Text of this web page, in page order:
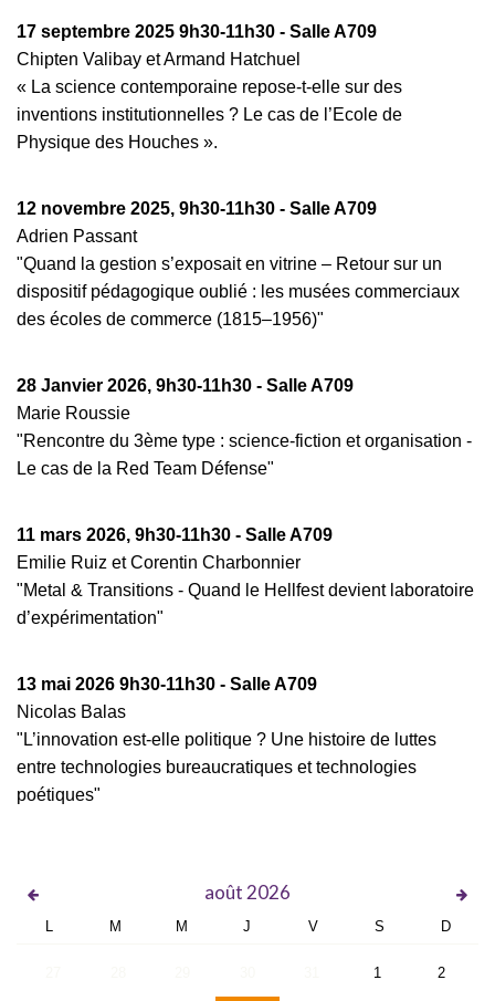
17 septembre 2025 9h30-11h30 - Salle A709
Chipten Valibay et Armand Hatchuel
« La science contemporaine repose-t-elle sur des
inventions institutionnelles ? Le cas de l’Ecole de
Physique des Houches ».
12 novembre 2025, 9h30-11h30 - Salle A709
Adrien Passant
"Quand la gestion s’exposait en vitrine – Retour sur un
dispositif pédagogique oublié : les musées commerciaux
des écoles de commerce (1815–1956)"
28 Janvier 2026, 9h30-11h30 - Salle A709
Marie Roussie
"Rencontre du 3ème type : science-fiction et organisation -
Le cas de la Red Team Défense"
11 mars 2026, 9h30-11h30 - Salle A709
Emilie Ruiz et Corentin Charbonnier
"Metal & Transitions - Quand le Hellfest devient laboratoire
d’expérimentation"
13 mai 2026 9h30-11h30 - Salle A709
Nicolas Balas
"L’innovation est-elle politique ? Une histoire de luttes
entre technologies bureaucratiques et technologies
poétiques"
août 2026
L M M J V S D
1 2